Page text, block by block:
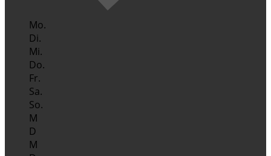
Mo.
Di.
Mi.
Do.
Fr.
Sa.
So.
M
D
M